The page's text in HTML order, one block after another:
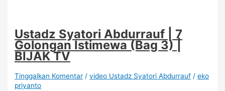
Ustadz Syatori Abdurrauf | 7
Golongan Istimewa (Bag 3) |
BIJAK TV
Tinggalkan Komentar /video Ustadz Syatori Abdurrauf /eko
priyanto